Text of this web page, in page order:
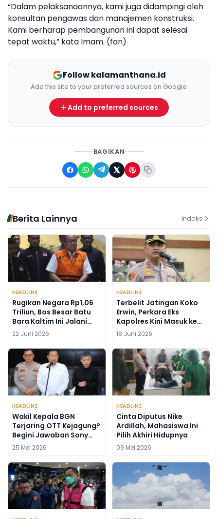
“Dalam pelaksanaannya, kami juga didampingi oleh
konsultan pengawas dan manajemen konstruksi.
Kami berharap pembangunan ini dapat selesai
tepat waktu,” kata Imam. (fan)
Follow kalamanthana.id
Add this site to your preferred sources on Google
Add to preferred sources
BAGIKAN
Berita Lainnya Indeks
HEADLINE
Rugikan Negara Rp1,06
Triliun, Bos Besar Batu
Bara Kaltim Ini Jalani
Sidang Vonis Hari Ini
22 Juni 2026
HEADLINE
Terbelit Jatingan Koko
Erwin, Perkara Eks
Kapolres Kini Masuk ke
Kejaksaan Tinggi
18 Juni 2026
HEADLINE
Wakil Kepala BGN
Terjaring OTT Kejagung?
Begini Jawaban Sony
Sonjaya
25 Mei 2026
HEADLINE
Cinta Diputus Nike
Ardillah, Mahasiswa Ini
Pilih Akhiri Hidupnya
09 Mei 2026